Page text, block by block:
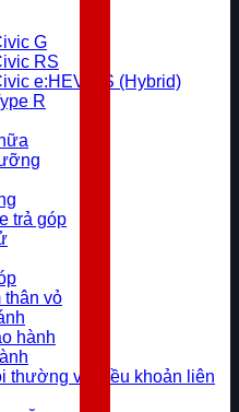
G
RS
e:HEV RS (Hybrid)
R
trả góp
thân vỏ
hành
thường và điều khoản liên